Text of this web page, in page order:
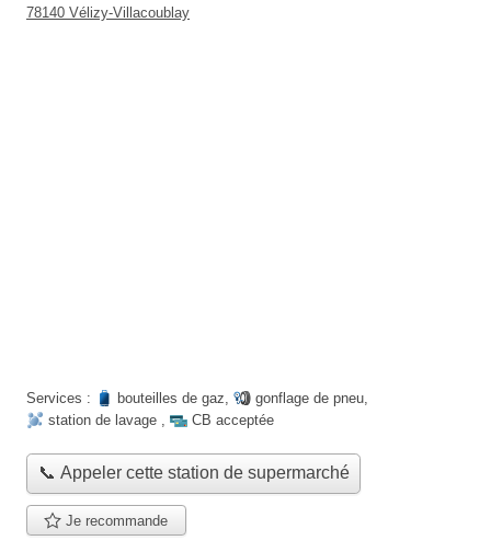
78140 Vélizy-Villacoublay
Services : bouteilles de gaz, gonflage de pneu,
station de lavage , CB acceptée
📞 Appeler cette station de supermarché
Je recommande
Disponible